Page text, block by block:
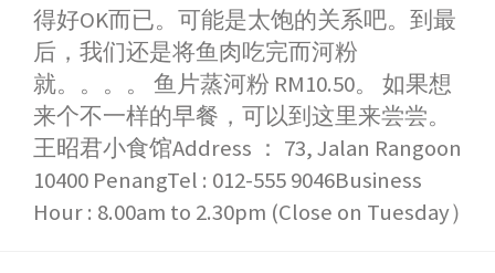
得好OK而已。可能是太饱的关系吧。到最
后，我们还是将鱼肉吃完而河粉
就。。。。 鱼片蒸河粉 RM10.50。 如果想
来个不一样的早餐，可以到这里来尝尝。
王昭君小食馆Address ： 73, Jalan Rangoon
10400 PenangTel : 012-555 9046Business
Hour : 8.00am to 2.30pm (Close on Tuesday）